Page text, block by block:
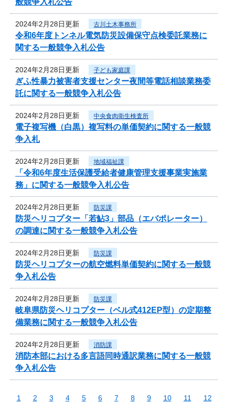
2024年2月28日更新 古川土木事務所
令和6年度トンネル電気防災設備保守点検委託業務に
関する一般競争入札公告
2024年2月28日更新 子ども家庭課
ぎふ性暴力被害者支援センター夜間等電話相談業務委
託に関する一般競争入札公告
2024年2月28日更新 中央食肉衛生検査所
電子複写機（白黒）複写料の単価契約に関する一般競
争入札
2024年2月28日更新 地域福祉課
「令和6年度生活保護受給者健康管理支援事業実施業
務」に関する一般競争入札公告
2024年2月28日更新 防災課
防災ヘリコプター「若鮎3」部品（エバポレーター）
の調達に関する一般競争入札公告
2024年2月28日更新 防災課
防災ヘリコプターの航空燃料単価契約に関する一般競
争入札公告
2024年2月28日更新 防災課
岐阜県防災ヘリコプター（ベル式412EP型）の定期整
備業務に関する一般競争入札公告
2024年2月28日更新 消防課
消防本部における多言語同時通訳業務に関する一般競
争入札公告
1 2 3 4 5 6 7 8 9 10 11
12